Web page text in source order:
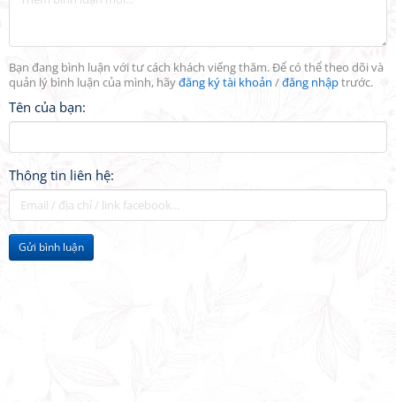
Bạn đang bình luận với tư cách khách viếng thăm. Để có thể theo dõi và
quản lý bình luận của mình, hãyđăng ký tài khoản /đăng nhậptrước.
Tên của bạn:
Thông tin liên hệ:
Gửi bình luận